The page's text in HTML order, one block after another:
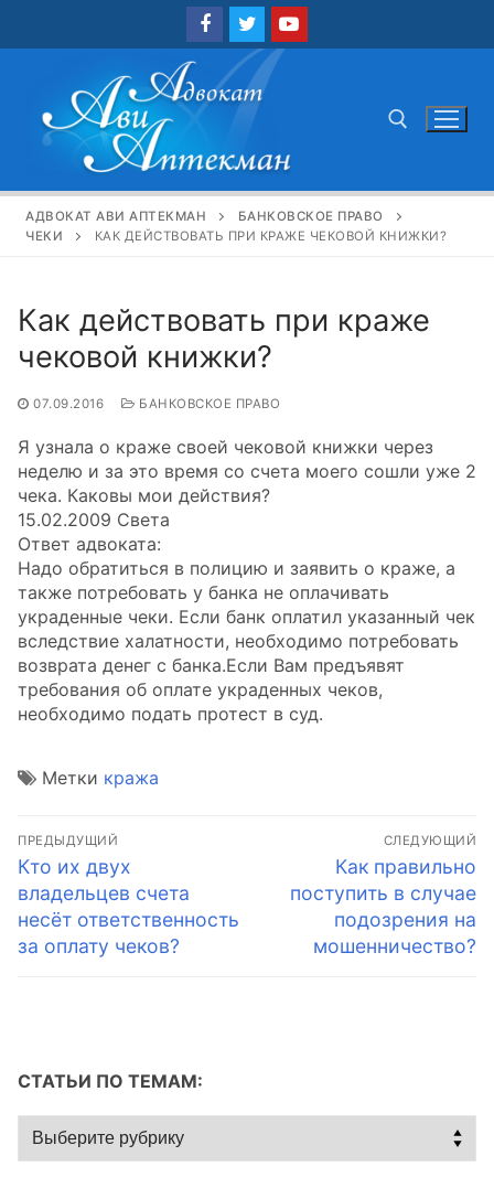
Найти:
АДВОКАТ АВИ АПТЕКМАН
БАНКОВСКОЕ ПРАВО
ЧЕКИ
КАК ДЕЙСТВОВАТЬ ПРИ КРАЖЕ ЧЕКОВОЙ КНИЖКИ?
Как действовать при краже
чековой книжки?
07.09.2016 БАНКОВСКОЕ ПРАВО
Я узнала о краже своей чековой книжки через
неделю и за это время со счета моего сошли уже 2
чека. Каковы мои действия?
15.02.2009 Света
Ответ адвоката:
Надо обратиться в полицию и заявить о краже, а
также потребовать у банка не оплачивать
украденные чеки. Если банк оплатил указанный чек
вследствие халатности, необходимо потребовать
возврата денег с банка.Если Вам предъявят
требования об оплате украденных чеков,
необходимо подать протест в суд.
Метки кража
Навигация
по
записям
ПРЕДЫДУЩИЙ
Предыдущая
запись:
Кто их двух
владельцев счета
несёт ответственность
за оплату чеков?
СЛЕДУЮЩИЙ
Следующая
запись:
Как правильно
поступить в случае
подозрения на
мошенничество?
СТАТЬИ ПО ТЕМАМ:
Статьи
по